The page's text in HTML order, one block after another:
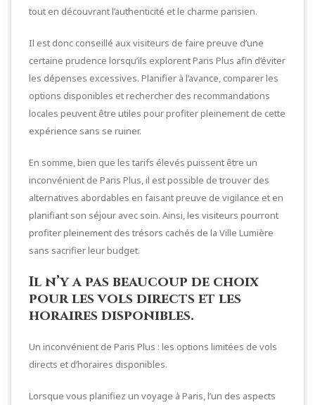
tout en découvrant l’authenticité et le charme parisien.
Il est donc conseillé aux visiteurs de faire preuve d’une
certaine prudence lorsqu’ils explorent Paris Plus afin d’éviter
les dépenses excessives. Planifier à l’avance, comparer les
options disponibles et rechercher des recommandations
locales peuvent être utiles pour profiter pleinement de cette
expérience sans se ruiner.
En somme, bien que les tarifs élevés puissent être un
inconvénient de Paris Plus, il est possible de trouver des
alternatives abordables en faisant preuve de vigilance et en
planifiant son séjour avec soin. Ainsi, les visiteurs pourront
profiter pleinement des trésors cachés de la Ville Lumière
sans sacrifier leur budget.
Il n’y a pas beaucoup de choix
pour les vols directs et les
horaires disponibles.
Un inconvénient de Paris Plus : les options limitées de vols
directs et d’horaires disponibles.
Lorsque vous planifiez un voyage à Paris, l’un des aspects